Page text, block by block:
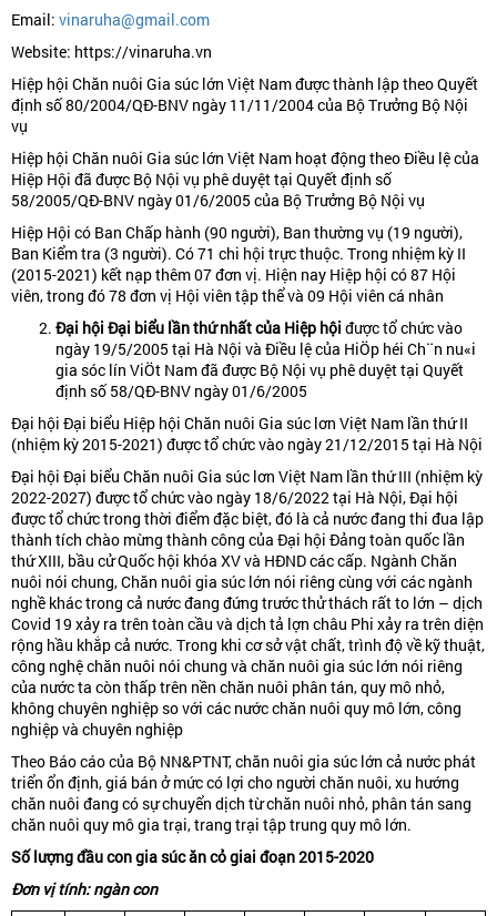
Email: vinaruha@gmail.com
Website: https://vinaruha.vn
Hiệp hội Chăn nuôi Gia súc lớn Việt Nam được thành lập theo Quyết
định số 80/2004/QĐ-BNV ngày 11/11/2004 của Bộ Trưởng Bộ Nội
vụ
Hiệp hội Chăn nuôi Gia súc lớn Việt Nam hoạt động theo Điều lệ của
Hiệp Hội đã được Bộ Nội vụ phê duyệt tại Quyết định số
58/2005/QĐ-BNV ngày 01/6/2005 của Bộ Trưởng Bộ Nội vụ
Hiệp Hội có Ban Chấp hành (90 người), Ban thường vụ (19 người),
Ban Kiểm tra (3 người). Có 71 chi hội trực thuộc. Trong nhiệm kỳ II
(2015-2021) kết nạp thêm 07 đơn vị. Hiện nay Hiệp hội có 87 Hội
viên, trong đó 78 đơn vị Hội viên tập thể và 09 Hội viên cá nhân
Đại hội Đại biểu lần thứ nhất của Hiệp hội được tổ chức vào
ngày 19/5/2005 tại Hà Nội và Điều lệ của HiÖp héi Ch¨n nu«i
gia sóc lín ViÖt Nam đã được Bộ Nội vụ phê duyệt tại Quyết
định số 58/QĐ-BNV ngày 01/6/2005
Đại hội Đại biểu Hiệp hội Chăn nuôi Gia súc lơn Việt Nam lần thứ II
(nhiệm kỳ 2015-2021) được tổ chức vào ngày 21/12/2015 tại Hà Nội
Đại hội Đại biểu Chăn nuôi Gia súc lơn Việt Nam lần thứ III (nhiệm kỳ
2022-2027) được tổ chức vào ngày 18/6/2022 tại Hà Nội, Đại hội
được tổ chức trong thời điểm đặc biệt, đó là cả nước đang thi đua lập
thành tích chào mừng thành công của Đại hội Đảng toàn quốc lần
thứ XIII, bầu cử Quốc hội khóa XV và HĐND các cấp. Ngành Chăn
nuôi nói chung, Chăn nuôi gia súc lớn nói riêng cùng với các ngành
nghề khác trong cả nước đang đứng trước thử thách rất to lớn – dịch
Covid 19 xảy ra trên toàn cầu và dịch tả lợn châu Phi xảy ra trên diện
rộng hầu khắp cả nước. Trong khi cơ sở vật chất, trình độ về kỹ thuật,
công nghệ chăn nuôi nói chung và chăn nuôi gia súc lớn nói riêng
của nước ta còn thấp trên nền chăn nuôi phân tán, quy mô nhỏ,
không chuyên nghiệp so với các nước chăn nuôi quy mô lớn, công
nghiệp và chuyên nghiệp
Theo Báo cáo của Bộ NN&PTNT, chăn nuôi gia súc lớn cả nước phát
triển ổn định, giá bán ở mức có lợi cho người chăn nuôi, xu hướng
chăn nuôi đang có sự chuyển dịch từ chăn nuôi nhỏ, phân tán sang
chăn nuôi quy mô gia trại, trang trại tập trung quy mô lớn.
Số lượng đầu con gia súc ăn cỏ giai đoạn 2015-2020
Đơn vị tính: ngàn con